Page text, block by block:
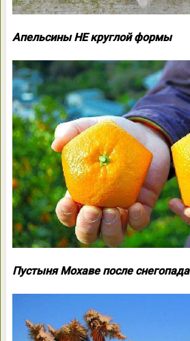
Апельсины НЕ круглой формы
Пустыня Мохаве после снегопада